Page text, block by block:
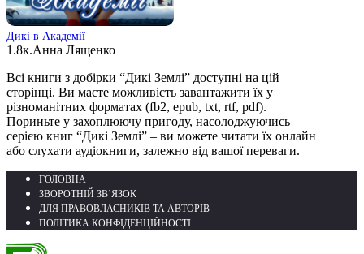
Дикі в Академії
1.8к.Анна Лященко
Всі книги з добірки “Дикі Землі” доступні на цій
сторінці. Ви маєте можливість завантажити їх у
різноманітних форматах (fb2, epub, txt, rtf, pdf).
Пориньте у захоплюючу пригоду, насолоджуючись
серією книг “Дикі Землі” – ви можете читати їх онлайн
або слухати аудіокниги, залежно від вашої переваги.
ГОЛОВНА
ЗВОРОТНІЙ ЗВ’ЯЗОК
ДЛЯ ПРАВОВЛАСНИКІВ ТА АВТОРІВ
ПОЛІТИКА КОНФІДЕНЦІЙНОСТІ